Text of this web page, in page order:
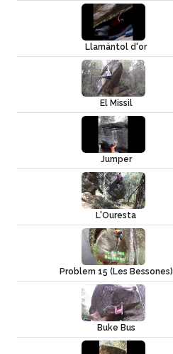
Llamàntol d'or
El Missil
Jumper
L'Ouresta
Problem 15 (Les Bessones)
Buke Bus